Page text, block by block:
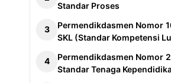
Standar Proses
Permendikdasmen Nomor
SKL (Standar Kompetensi
Permendikdasmen Nomor
Standar Tenaga